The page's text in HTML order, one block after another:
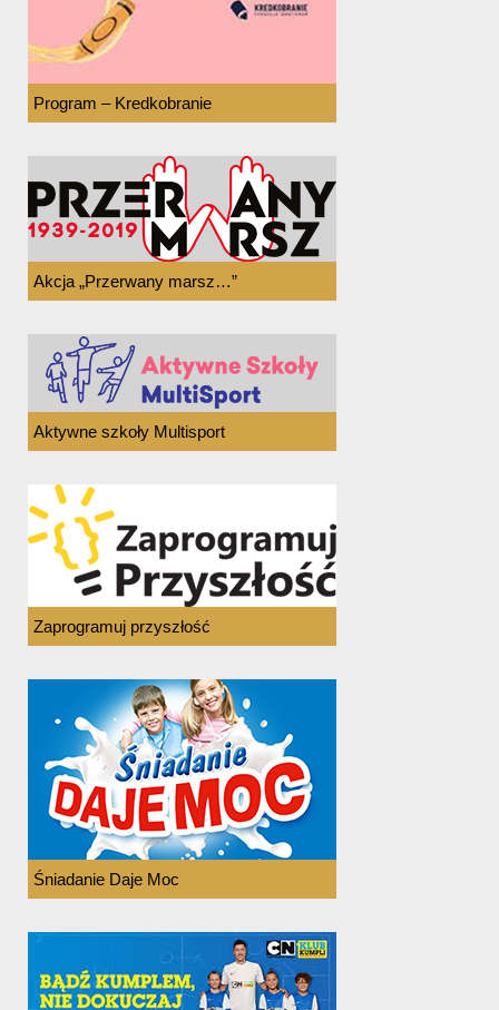
Program – Kredkobranie
Akcja „Przerwany marsz…”
Aktywne szkoły Multisport
Zaprogramuj przyszłość
Śniadanie Daje Moc